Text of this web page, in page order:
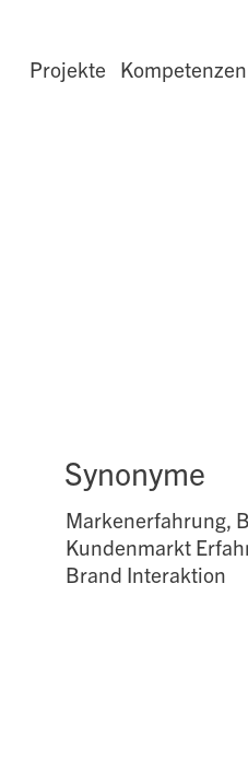
Projekte Kompetenzen
Synonyme
Markenerfahrung,
Kundenmarkt
Brand Interaktion